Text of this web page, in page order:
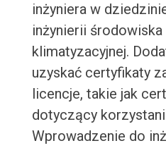
inżyniera w
inżynierii środowiska
klimatyzacyjnej.
uzyskać certyfikaty
licencje, takie jak
dotyczący
Wprowadzenie do